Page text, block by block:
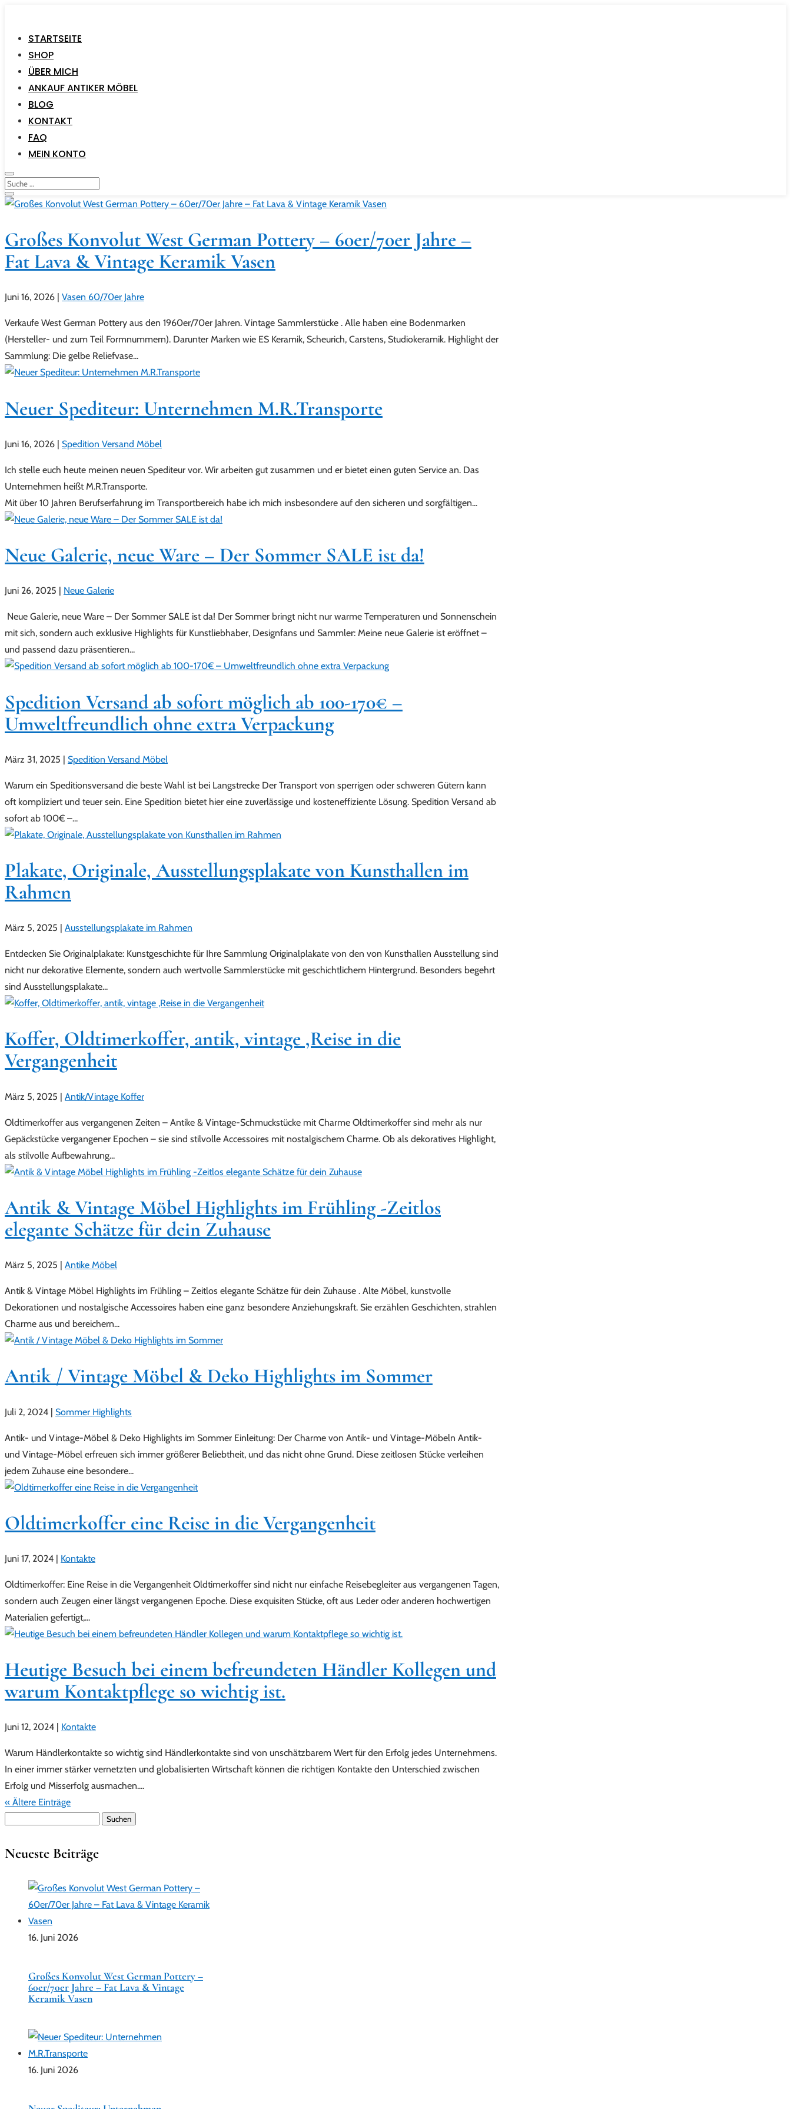
STARTSEITE
SHOP
ÜBER MICH
ANKAUF ANTIKER MÖBEL
BLOG
KONTAKT
FAQ
MEIN KONTO
Großes Konvolut West German Pottery – 60er/70er Jahre –
Fat Lava & Vintage Keramik Vasen
Juni 16, 2026 Vasen 60/70er Jahre
Verkaufe West German Pottery aus den 1960er/70er Jahren. Vintage Sammlerstücke . Alle haben eine Bodenmarken
(Hersteller- und zum Teil Formnummern). Darunter Marken wie ES Keramik, Scheurich, Carstens, Studiokeramik. Highlight der
Sammlung: Die gelbe Reliefvase...
Neuer Spediteur: Unternehmen M.R.Transporte
Juni 16, 2026 | Spedition Versand Möbel
Ich stelle euch heute meinen neuen Spediteur vor. Wir arbeiten gut zusammen und er bietet einen guten Service an. Das
Unternehmen heißt M.R.Transporte.
Mit über 10 Jahren Berufserfahrung im Transportbereich habe ich mich insbesondere auf den sicheren und sorgfältigen...
Neue Galerie, neue Ware – Der Sommer SALE ist da!
Juni 26, 2025 Neue Galerie
Neue Galerie, neue Ware – Der Sommer SALE ist da! Der Sommer bringt nicht nur warme Temperaturen und Sonnenschein
mit sich, sondern auch exklusive Highlights für Kunstliebhaber, Designfans und Sammler: Meine neue Galerie ist eröffnet –
und passend dazu präsentieren...
Spedition Versand ab sofort möglich ab 100-170€ –
Umweltfreundlich ohne extra Verpackung
März 31, 2025 | Spedition Versand Möbel
Warum ein Speditionsversand die beste Wahl ist bei Langstrecke Der Transport von sperrigen oder schweren Gütern kann
oft kompliziert und teuer sein. Eine Spedition bietet hier eine zuverlässige und kosteneffiziente Lösung. Spedition Versand ab
sofort ab 100€ –...
Plakate, Originale, Ausstellungsplakate von Kunsthallen im
Rahmen
März 5, 2025 Ausstellungsplakate im Rahmen
Entdecken Sie Originalplakate: Kunstgeschichte für Ihre Sammlung Originalplakate von den von Kunsthallen Ausstellung sind
nicht nur dekorative Elemente, sondern auch wertvolle Sammlerstücke mit geschichtlichem Hintergrund. Besonders begehrt
sind Ausstellungsplakate...
Koffer, Oldtimerkoffer, antik, vintage ,Reise in die
Vergangenheit
März 5, 2025 | Antik/Vintage Koffer
Oldtimerkoffer aus vergangenen Zeiten – Antike & Vintage-Schmuckstücke mit Charme Oldtimerkoffer sind mehr als nur
Gepäckstücke vergangener Epochen – sie sind stilvolle Accessoires mit nostalgischem Charme. Ob als dekoratives Highlight,
als stilvolle Aufbewahrung...
Antik & Vintage Möbel Highlights im Frühling -Zeitlos
elegante Schätze für dein Zuhause
März 5, 2025 | Antike Möbel
Antik & Vintage Möbel Highlights im Frühling – Zeitlos elegante Schätze für dein Zuhause . Alte Möbel, kunstvolle
Dekorationen und nostalgische Accessoires haben eine ganz besondere Anziehungskraft. Sie erzählen Geschichten, strahlen
Charme aus und bereichern...
Antik / Vintage Möbel & Deko Highlights im Sommer
Juli 2, 2024 | Sommer Highlights
Antik- und Vintage-Möbel & Deko Highlights im Sommer Einleitung: Der Charme von Antik- und Vintage-Möbeln Antik-
und Vintage-Möbel erfreuen sich immer größerer Beliebtheit, und das nicht ohne Grund. Diese zeitlosen Stücke verleihen
jedem Zuhause eine besondere...
Oldtimerkoffer eine Reise in die Vergangenheit
Juni 17, 2024 | Kontakte
Oldtimerkoffer: Eine Reise in die Vergangenheit Oldtimerkoffer sind nicht nur einfache Reisebegleiter aus vergangenen Tagen,
sondern auch Zeugen einer längst vergangenen Epoche. Diese exquisiten Stücke, oft aus Leder oder anderen hochwertigen
Materialien gefertigt,...
Heutige Besuch bei einem befreundeten Händler Kollegen und
warum Kontaktpflege so wichtig ist.
Juni 12, 2024 Kontakte
Warum Händlerkontakte so wichtig sind Händlerkontakte sind von unschätzbarem Wert für den Erfolg jedes Unternehmens.
In einer immer stärker vernetzten und globalisierten Wirtschaft können die richtigen Kontakte den Unterschied zwischen
Erfolg und Misserfolg ausmachen....
« Ältere Einträge
Neueste Beiträge
16. Juni 2026
Großes Konvolut West German Pottery –
60er/70er Jahre – Fat Lava & Vintage
Keramik Vasen
16. Juni 2026